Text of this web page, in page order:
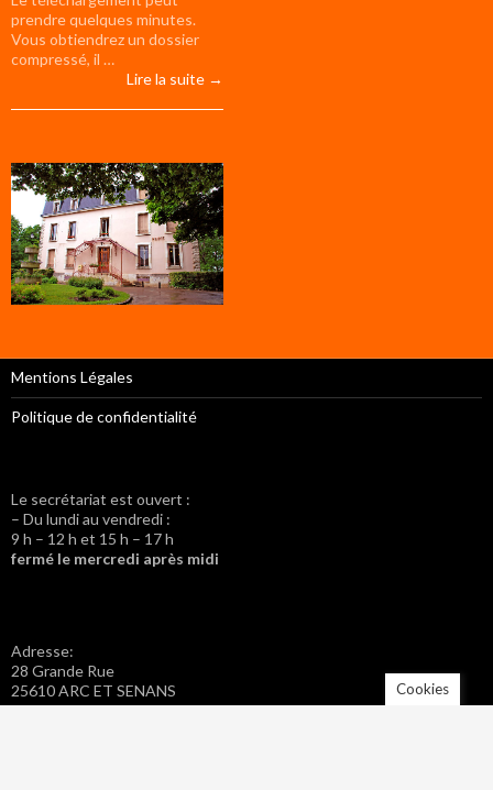
prendre quelques minutes.
Vous obtiendrez un dossier
compressé, il …
Lire la suite Consultation du PLU
→
Mentions Légales
Politique de confidentialité
Le secrétariat est ouvert :
– Du lundi au vendredi :
9 h – 12 h et 15 h – 17 h
fermé le mercredi après midi
Adresse:
28 Grande Rue
25610 ARC ET SENANS
Tel. : 03 81 57 42 20
Cookies